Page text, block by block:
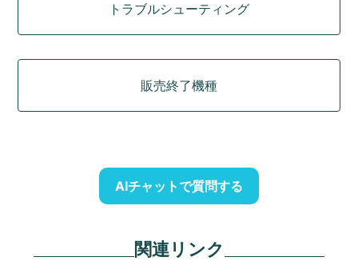
トラブルシューティング
販売終了機種
AIチャットで質問する
関連リンク